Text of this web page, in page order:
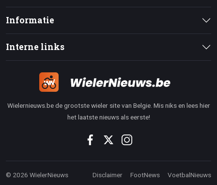
Informatie
Interne links
Wielernieuws.be de grootste wieler site van Belgie. Mis niks en lees hier
het laatste nieuws als eerste!
© 2026 WielerNieuws Disclaimer FootNews VoetbalNieuws